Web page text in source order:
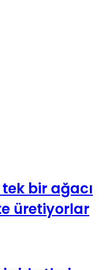
bir ağacı
üretiyorlar